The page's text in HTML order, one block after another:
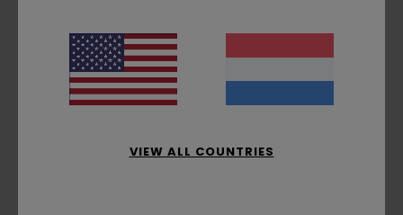
Geweven etiket met zigzagstiksels
Samenstelling[Hoofdstof] 69% acryl, 17% nylon,
12% wol, 2% elastaan
VIEW ALL COUNTRIES